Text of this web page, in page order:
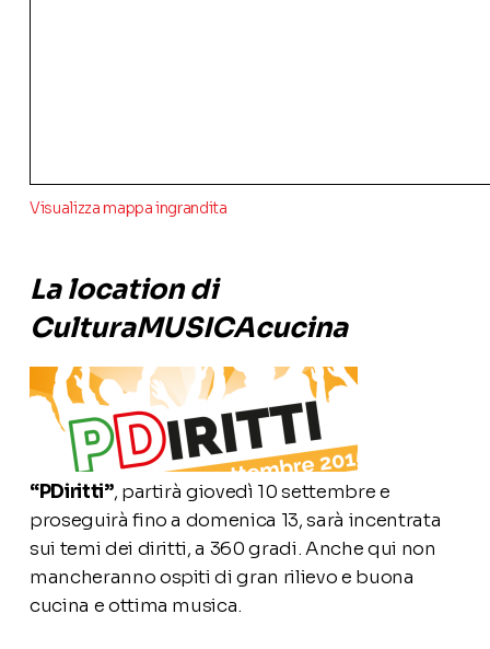
Visualizza mappa ingrandita
La location di
CulturaMUSICAcucina
“PDiritti”, partirà giovedì 10 settembre e
proseguirà fino a domenica 13, sarà incentrata
sui temi dei diritti, a 360 gradi. Anche qui non
mancheranno ospiti di gran rilievo e buona
cucina e ottima musica.